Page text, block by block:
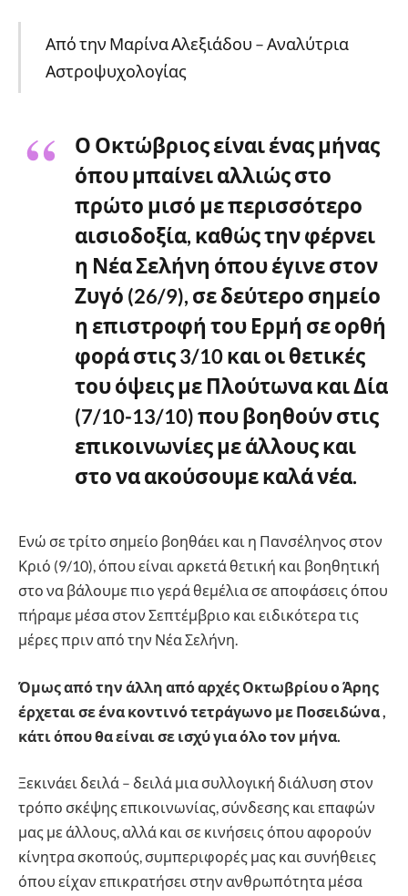
Από την Μαρίνα Αλεξιάδου – Αναλύτρια
Αστροψυχολογίας
Ο Οκτώβριος είναι ένας μήνας
όπου μπαίνει αλλιώς στο
πρώτο μισό με περισσότερο
αισιοδοξία, καθώς την φέρνει
η Νέα Σελήνη όπου έγινε στον
Ζυγό (26/9), σε δεύτερο σημείο
η επιστροφή του Ερμή σε ορθή
φορά στις 3/10 και οι θετικές
του όψεις με Πλούτωνα και Δία
(7/10-13/10) που βοηθούν στις
επικοινωνίες με άλλους και
στο να ακούσουμε καλά νέα.
Ενώ σε τρίτο σημείο βοηθάει και η Πανσέληνος στον
Κριό (9/10), όπου είναι αρκετά θετική και βοηθητική
στο να βάλουμε πιο γερά θεμέλια σε αποφάσεις όπου
πήραμε μέσα στον Σεπτέμβριο και ειδικότερα τις
μέρες πριν από την Νέα Σελήνη.
Όμως από την άλλη από αρχές Οκτωβρίου ο Άρης
έρχεται σε ένα κοντινό τετράγωνο με Ποσειδώνα ,
κάτι όπου θα είναι σε ισχύ για όλο τον μήνα.
Ξεκινάει δειλά – δειλά μια συλλογική διάλυση στον
τρόπο σκέψης επικοινωνίας, σύνδεσης και επαφών
μας με άλλους, αλλά και σε κινήσεις όπου αφορούν
κίνητρα σκοπούς, συμπεριφορές μας και συνήθειες
όπου είχαν επικρατήσει στην ανθρωπότητα μέσα